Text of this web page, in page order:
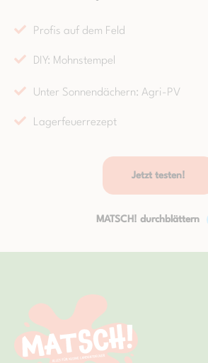
Profis auf dem Feld
DIY: Mohnstempel
Unter Sonnendächern: Agri-PV
Lagerfeuerrezept
Jetzt testen!
MATSCH! durchblättern